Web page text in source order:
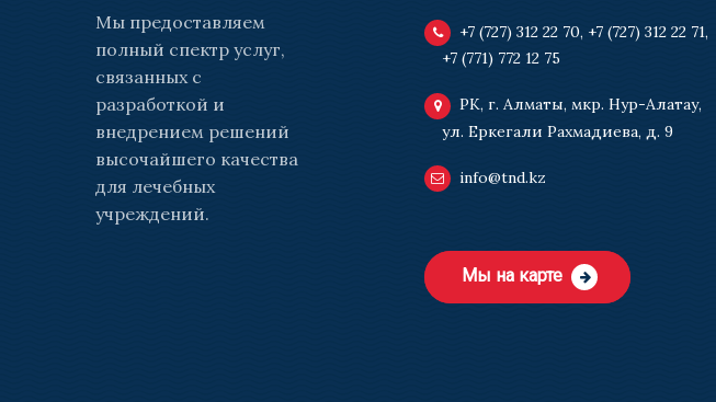
Мы предоставляем
полный спектр услуг,
связанных с
разработкой и
внедрением решений
высочайшего качества
для лечебных
учреждений.
+7 (727) 312 22 70, +7 (727) 312 22 71,
+7 (771) 772 12 75
РК, г. Алматы, мкр. Нур-Алатау,
ул. Еркегали Рахмадиева, д. 9
info@tnd.kz
Мы на карте